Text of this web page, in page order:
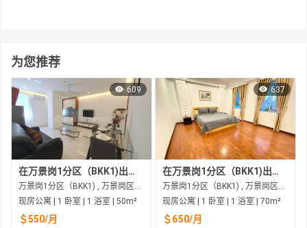
为您推荐
609
在万景岗1分区（BKK1)出租的现房公寓
万景岗1分区（BKK1) , 万景岗区（BKK) , 金边市
现房公寓 | 1 卧室 | 1 浴室 | 50m²
＄550/月
637
在万景岗1分区（BKK1)出租的现房公寓
万景岗1分区（BKK1) , 万景岗区（BKK) , 金边市
现房公寓 | 1 卧室 | 1 浴室 | 70m²
＄650/月